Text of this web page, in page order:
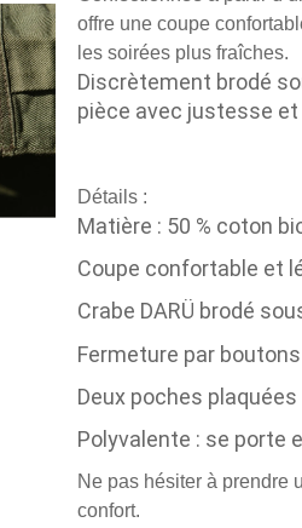
offre une coupe
les soirées plus fraîches.
Discrètement brodé
pièce avec justesse
Détails :
Matière : 50 % coton
Coupe confortable et
Crabe DARÜ brodé
Fermeture par boutons
Deux poches
Polyvalente : se porte
Ne pas hésiter à prendre
confort.